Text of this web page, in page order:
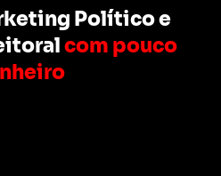
Político e
com pouco